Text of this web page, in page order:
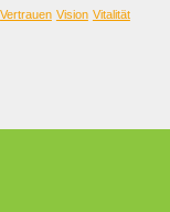
Vertrauen Vision Vitalität